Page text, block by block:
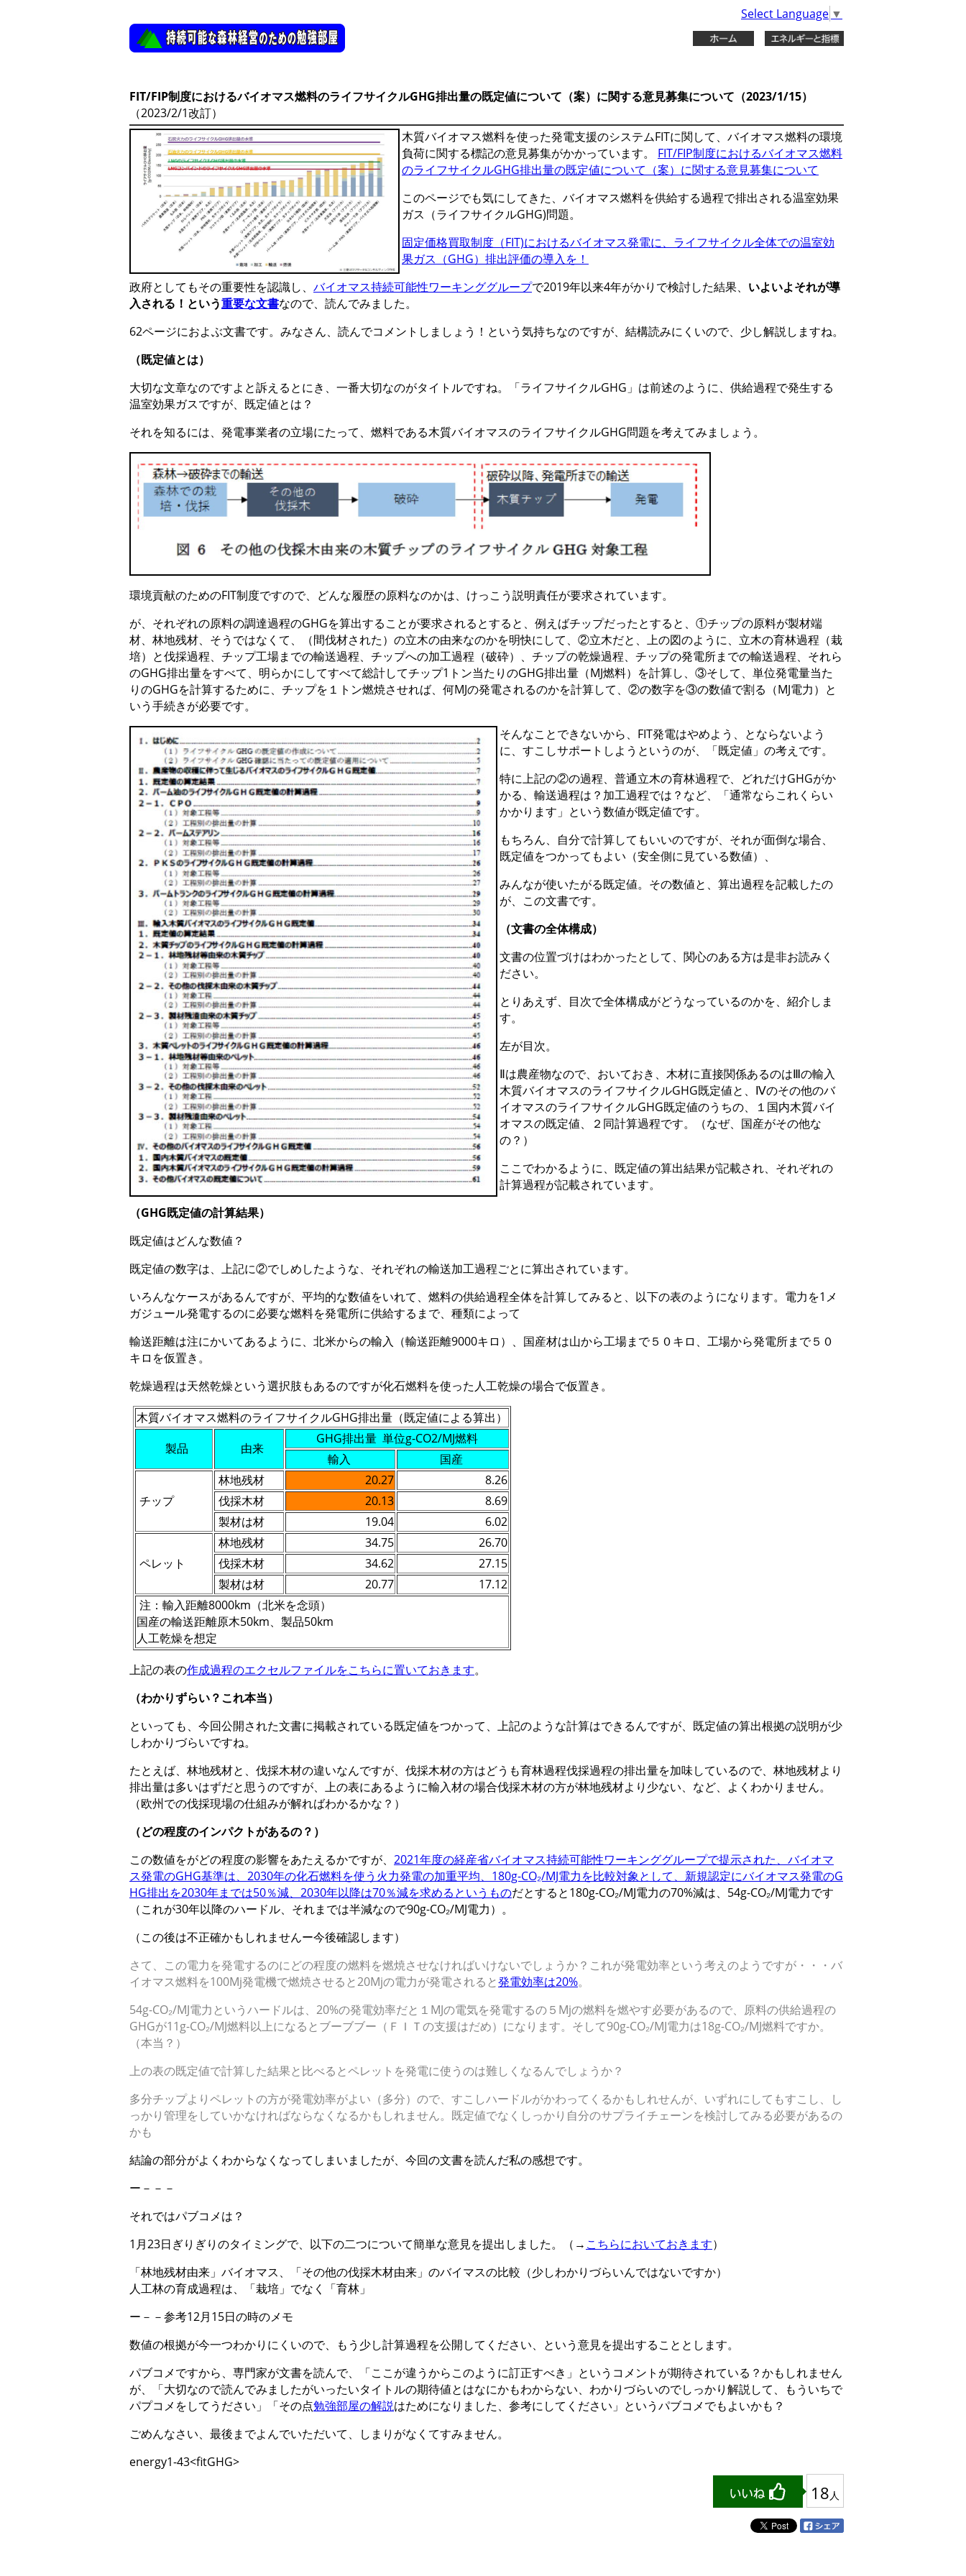
Select Language ▼
FIT/FIP制度におけるバイオマス燃料のライフサイクルGHG排出量の既定値について（案）に関する意見募集について（2023/1/15）
（2023/2/1改訂）
木質バイオマス燃料を使った発電支援のシステムFITに関して、バイオマス燃料の環境
負荷に関する標記の意見募集がかかっています。 FIT/FIP制度におけるバイオマス燃料
のライフサイクルGHG排出量の既定値について（案）に関する意見募集について
このページでも気にしてきた、バイオマス燃料を供給する過程で排出される温室効果
ガス（ライフサイクルGHG)問題。
固定価格買取制度（FIT)におけるバイオマス発電に、ライフサイクル全体での温室効
果ガス（GHG）排出評価の導入を！
政府としてもその重要性を認識し、 バイオマス持続可能性ワーキンググループで2019年以来4年がかりで検討した結果、 いよいよそれが導
入される！という重要な文書なので、読んでみました。
62ページにおよぶ文書です。みなさん、読んでコメントしましょう！という気持ちなのですが、結構読みにくいので、少し解説しますね。
（既定値とは）
大切な文章なのですよと訴えるとにき、一番大切なのがタイトルですね。「ライフサイクルGHG」は前述のように、供給過程で発生する
温室効果ガスですが、既定値とは？
それを知るには、発電事業者の立場にたって、燃料である木質バイオマスのライフサイクルGHG問題を考えてみましょう。
環境貢献のためのFIT制度ですので、どんな履歴の原料なのかは、けっこう説明責任が要求されています。
が、それぞれの原料の調達過程のGHGを算出することが要求されるとすると、例えばチップだったとすると、①チップの原料が製材端
材、林地残材、そうではなくて、（間伐材された）の立木の由来なのかを明快にして、②立木だと、上の図のように、立木の育林過程（栽
培）と伐採過程、チップ工場までの輸送過程、チップへの加工過程（破砕）、チップの乾燥過程、チップの発電所までの輸送過程、それら
のGHG排出量をすべて、明らかにしてすべて総計してチップ1トン当たりのGHG排出量（MJ燃料）を計算し、③そして、単位発電量当た
りのGHGを計算するために、チップを１トン燃焼させれば、何MJの発電されるのかを計算して、②の数字を③の数値で割る（MJ電力）と
いう手続きが必要です。
そんなことできないから、FIT発電はやめよう、とならないよう
に、すこしサポートしようというのが、「既定値」の考えです。
特に上記の②の過程、普通立木の育林過程で、どれだけGHGがか
かる、輸送過程は？加工過程では？など、「通常ならこれくらい
かかります」という数値が既定値です。
もちろん、自分で計算してもいいのですが、それが面倒な場合、
既定値をつかってもよい（安全側に見ている数値）、
みんなが使いたがる既定値。その数値と、算出過程を記載したの
が、この文書です。
（文書の全体構成）
文書の位置づけはわかったとして、関心のある方は是非お読みく
ださい。
とりあえず、目次で全体構成がどうなっているのかを、紹介しま
す。
左が目次。
Ⅱは農産物なので、おいておき、木材に直接関係あるのはⅢの輸入
木質バイオマスのライフサイクルGHG既定値と、Ⅳのその他のバ
イオマスのライフサイクルGHG既定値のうちの、１国内木質バイ
オマスの既定値、２同計算過程です。（なぜ、国産がその他な
の？）
ここでわかるように、既定値の算出結果が記載され、それぞれの
計算過程が記載されています。
（GHG既定値の計算結果）
既定値はどんな数値？
既定値の数字は、上記に②でしめしたような、それぞれの輸送加工過程ごとに算出されています。
いろんなケースがあるんですが、平均的な数値をいれて、燃料の供給過程全体を計算してみると、以下の表のようになります。電力を1メ
ガジュール発電するのに必要な燃料を発電所に供給するまで、種類によって
輸送距離は注にかいてあるように、北米からの輸入（輸送距離9000キロ）、国産材は山から工場まで５０キロ、工場から発電所まで５０
キロを仮置き。
乾燥過程は天然乾燥という選択肢もあるのですが化石燃料を使った人工乾燥の場合で仮置き。
木質バイオマス燃料のライフサイクルGHG排出量（既定値による算出）
製品
由来
GHG排出量 単位g-CO2/MJ燃料
輸入
国産
チップ
林地残材 20.27
8.26
伐採木材
20.13
8.69
製材は材
19.04 6.02
ペレット
林地残材 34.75
26.70
伐採木材
34.62
27.15
製材は材
20.77
17.12
注：輸入距離8000km（北米を念頭）
国産の輸送距離原木50km、製品50km
人工乾燥を想定
上記の表の作成過程のエクセルファイルをこちらに置いておきます。
（わかりずらい？これ本当）
といっても、今回公開された文書に掲載されている既定値をつかって、上記のような計算はできるんですが、既定値の算出根拠の説明が少
しわかりづらいですね。
たとえば、林地残材と、伐採木材の違いなんですが、伐採木材の方はどうも育林過程伐採過程の排出量を加味しているので、林地残材より
排出量は多いはずだと思うのですが、上の表にあるように輸入材の場合伐採木材の方が林地残材より少ない、など、よくわかりません。
（欧州での伐採現場の仕組みが解ればわかるかな？）
（どの程度のインパクトがあるの？）
この数値をがどの程度の影響をあたえるかですが、 2021年度の経産省バイオマス持続可能性ワーキンググループで提示された、バイオマ
ス発電のGHG基準は、2030年の化石燃料を使う火力発電の加重平均、180g-CO₂/MJ電力を比較対象として、新規認定にバイオマス発電のG
HG排出を2030年までは50％減、2030年以降は70％減を求めるというものだとすると180g-CO₂/MJ電力の70%減は、54g-CO₂/MJ電力です
（これが30年以降のハードル、それまでは半減なので90g-CO₂/MJ電力）。
（この後は不正確かもしれませんー今後確認します）
さて、この電力を発電するのにどの程度の燃料を燃焼させなければいけないでしょうか？これが発電効率という考えのようですが・・・バ
イオマス燃料を100Mj発電機で燃焼させると20Mjの電力が発電されると発電効率は20%。
54g-CO₂/MJ電力というハードルは、20%の発電効率だと１MJの電気を発電するの５Mjの燃料を燃やす必要があるので、原料の供給過程の
GHGが11g-CO₂/MJ燃料以上になるとブーブブー（ＦＩＴの支援はだめ）になります。そして90g-CO₂/MJ電力は18g-CO₂/MJ燃料ですか。
（本当？）
上の表の既定値で計算した結果と比べるとペレットを発電に使うのは難しくなるんでしょうか？
多分チップよりペレットの方が発電効率がよい（多分）ので、すこしハードルがかわってくるかもしれせんが、いずれにしてもすこし、し
っかり管理をしていかなければならなくなるかもしれません。既定値でなくしっかり自分のサプライチェーンを検討してみる必要があるの
かも
結論の部分がよくわからなくなってしまいましたが、今回の文書を読んだ私の感想です。
ー－－－
それではパブコメは？
1月23日ぎりぎりのタイミングで、以下の二つについて簡単な意見を提出しました。（→ こちらにおいておきます）
「林地残材由来」バイオマス、「その他の伐採木材由来」のバイマスの比較（少しわかりづらいんではないですか）
人工林の育成過程は、「栽培」でなく「育林」
ー－－参考12月15日の時のメモ
数値の根拠が今一つわかりにくいので、もう少し計算過程を公開してください、という意見を提出することとします。
パブコメですから、専門家が文書を読んで、「ここが違うからこのように訂正すべき」というコメントが期待されている？かもしれません
が、「大切なので読んでみましたがいったいタイトルの期待値とはなにかもわからない、わかりづらいのでしっかり解説して、もういちで
パプコメをしてうださい」「その点勉強部屋の解説はためになりました、参考にしてください」というパブコメでもよいかも？
ごめんなさい、最後までよんでいただいて、しまりがなくてすみません。
energy1-43<fitGHG>
18人